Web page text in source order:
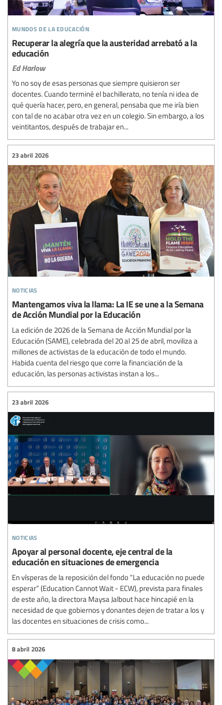
mundos de la educación
Recuperar la alegría que la austeridad arrebató a la
educación
Ed Harlow
Yo no soy de esas personas que siempre quisieron ser
docentes. Cuando terminé el bachillerato, no tenía ni idea de
qué quería hacer, pero, en general, pensaba que me iría bien
con tal de no acabar otra vez en un colegio. Sin embargo, a los
veintitantos, después de trabajar en...
noticias
23 abril 2026
Mantengamos viva la llama: La IE se une a la Semana
de Acción Mundial por la Educación
La edición de 2026 de la Semana de Acción Mundial por la
Educación (SAME), celebrada del 20 al 25 de abril, moviliza a
millones de activistas de la educación de todo el mundo.
Habida cuenta del riesgo que corre la financiación de la
educación, las personas activistas instan a los...
noticias
23 abril 2026
Apoyar al personal docente, eje central de la
educación en situaciones de emergencia
En vísperas de la reposición del fondo “La educación no puede
esperar” (Education Cannot Wait - ECW), prevista para finales
de este año, la directora Maysa Jalbout hace hincapié en la
necesidad de que gobiernos y donantes dejen de tratar a los y
las docentes en situaciones de crisis como...
8 abril 2026